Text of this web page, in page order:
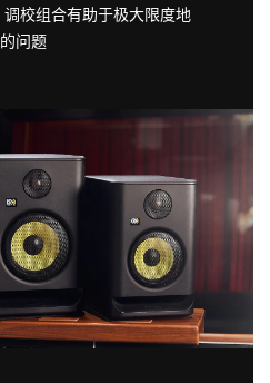
校组合有助于极大限度地
问题